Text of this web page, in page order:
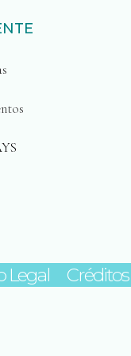
Legal Créditos